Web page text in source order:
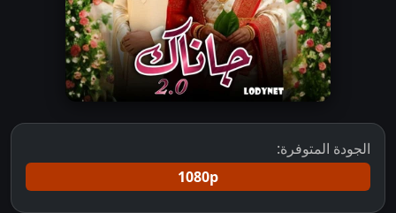
الجودة المتوفرة:
1080p